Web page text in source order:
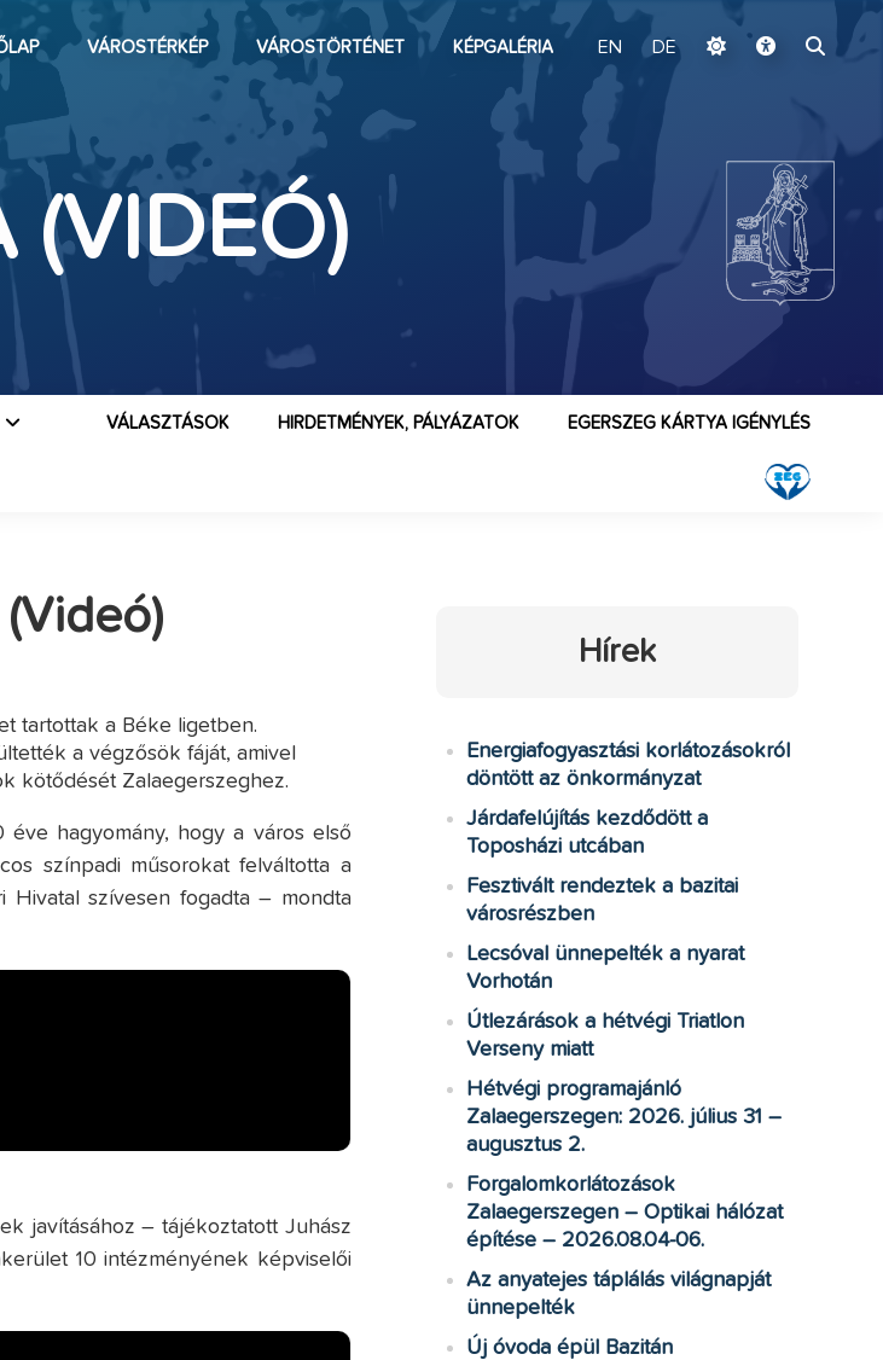
VÁROSTÉRKÉP VÁROSTÖRTÉNET KÉPGALÉRIA EN DE
(VIDEÓ)
EGERSZEG KÁRTYA IGÉNYLÉS
HIRDETMÉNYEK, PÁLYÁZATOK
VÁLASZTÁSOK
tartottak a Béke ligetben.
a végzősök fáját, amivel
kötődését Zalaegerszeghez.
hagyomány, hogy a város első
színpadi műsorokat felváltotta a
Hivatal szívesen fogadta – mondta
javításához – tájékoztatott Juhász
10 intézményének képviselői
Hírek
Energiafogyasztási korlátozásokról
döntött az önkormányzat
Járdafelújítás kezdődött a
Toposházi utcában
Fesztivált rendeztek a bazitai
városrészben
Lecsóval ünnepelték a nyarat
Vorhotán
Útlezárások a hétvégi Triatlon
Verseny miatt
Hétvégi programajánló
Zalaegerszegen: 2026. július 31 –
augusztus 2.
Forgalomkorlátozások
Zalaegerszegen – Optikai hálózat
építése – 2026.08.04-06.
Az anyatejes táplálás világnapját
ünnepelték
Új óvoda épül Bazitán